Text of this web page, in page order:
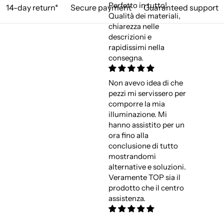
Perfetto in tutto!
Qualità dei materiali,
chiarezza nelle
descrizioni e
rapidissimi nella
consegna.
Non avevo idea di che
pezzi mi servissero per
comporre la mia
illuminazione. Mi
hanno assistito per un
ora fino alla
conclusione di tutto
mostrandomi
alternative e soluzioni.
Veramente TOP sia il
prodotto che il centro
assistenza.
14-day return* Secure payment Guaranteed support